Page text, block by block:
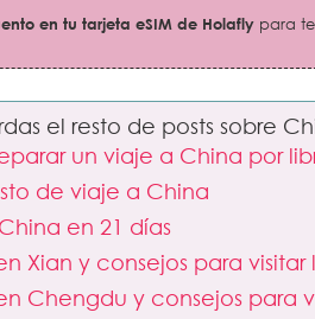
en tu tarjeta eSIM de Holafly para
el resto de posts sobre
un viaje a China por
de viaje a China
en 21 días
Xian y consejos para
Chengdu y consejos para